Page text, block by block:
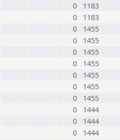
0
1183
0
1183
0
1455
0
1455
0
1455
0
1455
0
1455
0
1455
0
1455
0
1444
0
1444
0 1444